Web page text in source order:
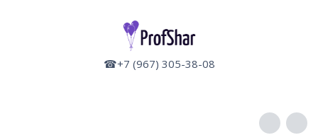
☎+7 (967) 305-38-08